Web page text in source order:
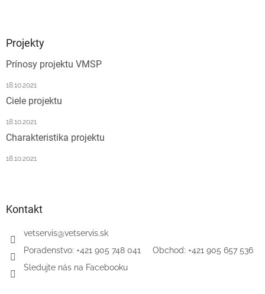
Projekty
Prínosy projektu VMSP
18.10.2021
Ciele projektu
18.10.2021
Charakteristika projektu
18.10.2021
Kontakt
vetservis@vetservis.sk
‎Poradenstvo: +421 905 748 041‏‏‎ ‎‏‏‎ ‎‏‏‎ ‎‏‏‎ ‎ Obchod: +421 905 657 536
Sledujte nás na Facebooku